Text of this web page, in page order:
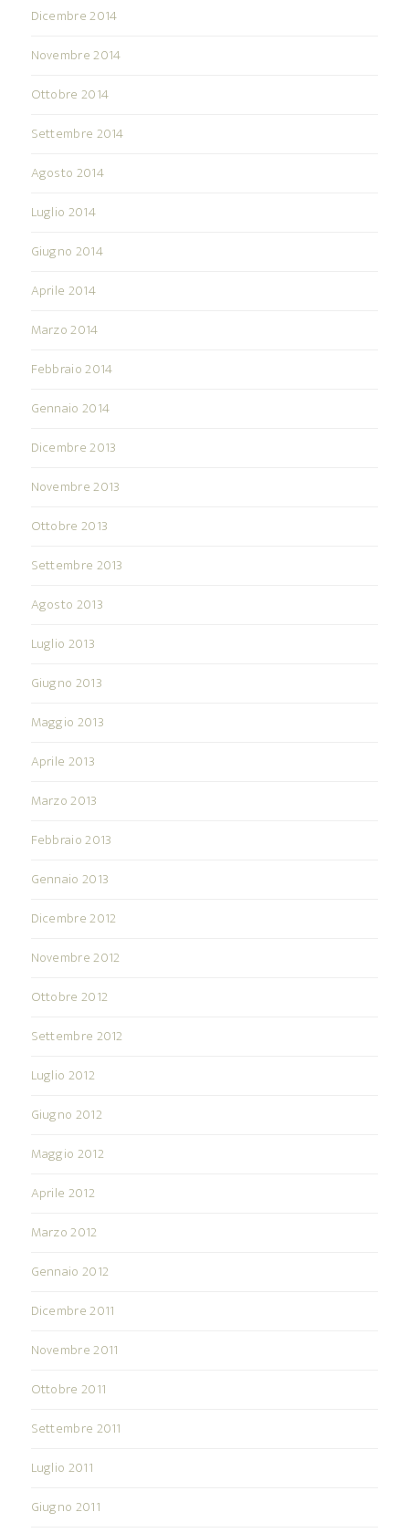
Dicembre 2014
Novembre 2014
Ottobre 2014
Settembre 2014
Agosto 2014
Luglio 2014
Giugno 2014
Aprile 2014
Marzo 2014
Febbraio 2014
Gennaio 2014
Dicembre 2013
Novembre 2013
Ottobre 2013
Settembre 2013
Agosto 2013
Luglio 2013
Giugno 2013
Maggio 2013
Aprile 2013
Marzo 2013
Febbraio 2013
Gennaio 2013
Dicembre 2012
Novembre 2012
Ottobre 2012
Settembre 2012
Luglio 2012
Giugno 2012
Maggio 2012
Aprile 2012
Marzo 2012
Gennaio 2012
Dicembre 2011
Novembre 2011
Ottobre 2011
Settembre 2011
Luglio 2011
Giugno 2011